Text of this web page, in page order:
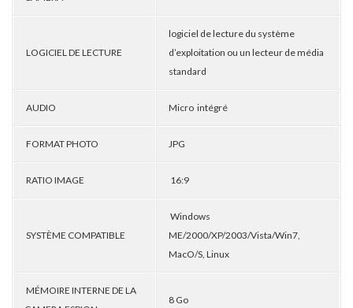
LOGICIEL DE LECTURE
logiciel de lecture du système
d’exploitation ou un lecteur de média
standard
AUDIO Micro intégré
FORMAT PHOTO JPG
RATIO IMAGE 16:9
SYSTÈME COMPATIBLE
Windows
ME/2000/XP/2003/Vista/Win7,
MacO/S, Linux
MÉMOIRE INTERNE DE LA
8 Go